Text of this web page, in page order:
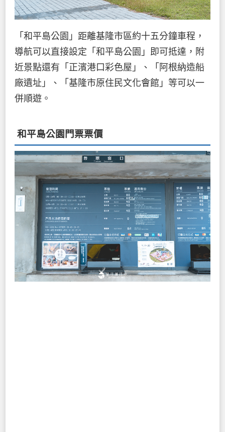
「和平島公園」距離基隆市區約十五分鐘車程，
導航可以直接設定「和平島公園」即可抵達，附
近景點還有「正濱港口彩色屋」、「阿根納造船
廠遺址」、「基隆市原住民文化會館」等可以一
併順遊。
和平島公園門票票價